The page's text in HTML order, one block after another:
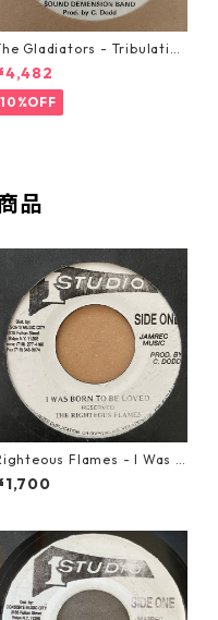
Gladiators - Tribulation
7-21365】
10%OFF
品
Flames - I Was B
To Be Loved【7-21191】